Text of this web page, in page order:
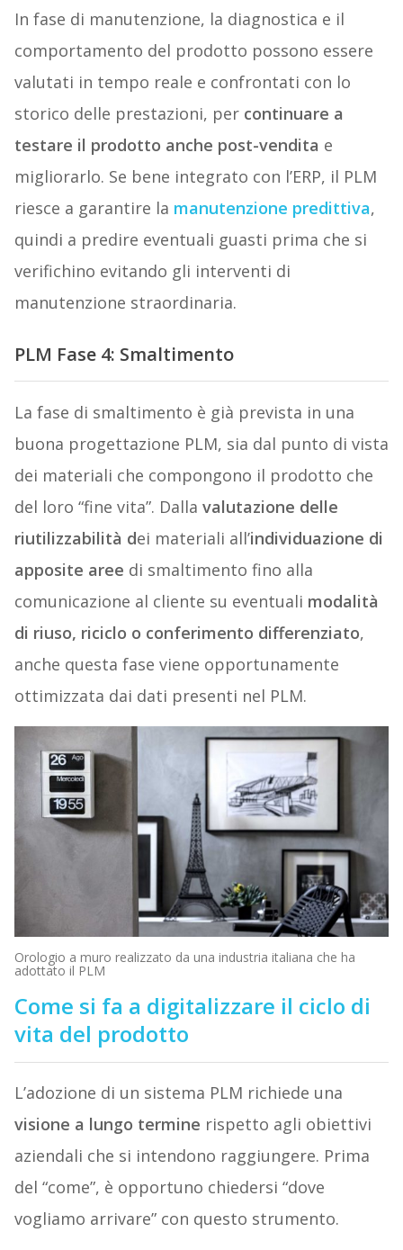
In fase di manutenzione, la diagnostica e il
comportamento del prodotto possono essere
valutati in tempo reale e confrontati con lo
storico delle prestazioni, per continuare a
testare il prodotto anche post-vendita e
migliorarlo. Se bene integrato con l’ERP, il PLM
riesce a garantire la manutenzione predittiva,
quindi a predire eventuali guasti prima che si
verifichino evitando gli interventi di
manutenzione straordinaria.
PLM Fase 4: Smaltimento
La fase di smaltimento è già prevista in una
buona progettazione PLM, sia dal punto di vista
dei materiali che compongono il prodotto che
del loro “fine vita”. Dalla valutazione delle
riutilizzabilità dei materiali all’individuazione di
apposite aree di smaltimento fino alla
comunicazione al cliente su eventuali modalità
di riuso, riciclo o conferimento differenziato,
anche questa fase viene opportunamente
ottimizzata dai dati presenti nel PLM.
Orologio a muro realizzato da una industria italiana che ha
adottato il PLM
Come si fa a digitalizzare il ciclo di
vita del prodotto
L’adozione di un sistema PLM richiede una
visione a lungo termine rispetto agli obiettivi
aziendali che si intendono raggiungere. Prima
del “come”, è opportuno chiedersi “dove
vogliamo arrivare” con questo strumento.